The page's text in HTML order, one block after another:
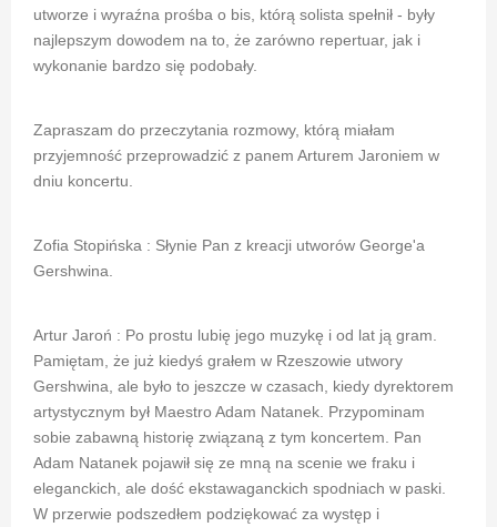
utworze i wyraźna prośba o bis, którą solista spełnił - były
najlepszym dowodem na to, że zarówno repertuar, jak i
wykonanie bardzo się podobały.
Zapraszam do przeczytania rozmowy, którą miałam
przyjemność przeprowadzić z panem Arturem Jaroniem w
dniu koncertu.
Zofia Stopińska : Słynie Pan z kreacji utworów George'a
Gershwina.
Artur Jaroń : Po prostu lubię jego muzykę i od lat ją gram.
Pamiętam, że już kiedyś grałem w Rzeszowie utwory
Gershwina, ale było to jeszcze w czasach, kiedy dyrektorem
artystycznym był Maestro Adam Natanek. Przypominam
sobie zabawną historię związaną z tym koncertem. Pan
Adam Natanek pojawił się ze mną na scenie we fraku i
eleganckich, ale dość ekstawaganckich spodniach w paski.
W przerwie podszedłem podziękować za występ i